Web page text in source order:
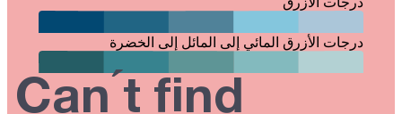
درجات الأزرق المائي إلى المائل إلى الخضرة
Can ́t find